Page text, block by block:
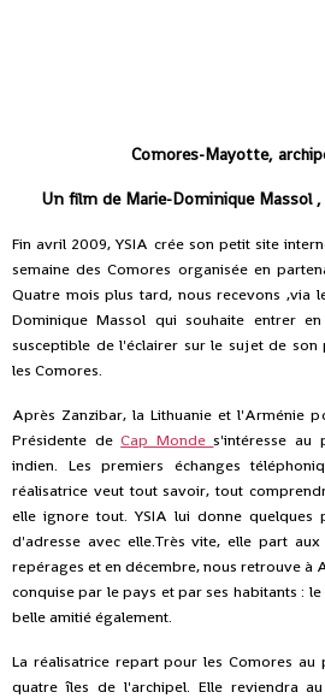
Comores-Mayotte,
Un film de Marie-Dominique Massol
Fin avril 2009, YSIA crée son petit site
semaine des Comores organisée en
Quatre mois plus tard, nous recevons ,via
Dominique Massol qui souhaite entrer
susceptible de l'éclairer sur le sujet de
les Comores.
Après Zanzibar, la Lithuanie et l'Arménie
Présidente deCap Mondes'intéresse au
indien. Les premiers échanges
réalisatrice veut tout savoir, tout
elle ignore tout. YSIA lui donne quelques
d'adresse avec elle.Très vite, elle part
repérages et en décembre, nous retrouve à
conquise par le pays et par ses habitants :
belle amitié également.
La réalisatrice repart pour les Comores au
quatre îles de l'archipel. Elle reviendra